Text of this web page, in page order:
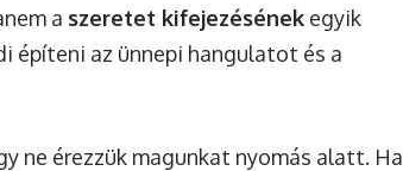
a szeretet kifejezésének egyik
építeni az ünnepi hangulatot és a
ne érezzük magunkat nyomás alatt. Ha